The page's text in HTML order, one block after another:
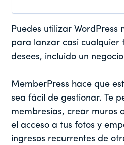
Puedes utilizar WordPress
para lanzar casi cualquier
desees, incluido un
MemberPress hace que
sea fácil de gestionar. Te
membresías, crear muros
el acceso a tus fotos y
ingresos recurrentes de